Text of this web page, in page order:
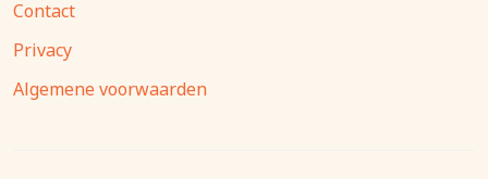
Contact
Privacy
Algemene voorwaarden